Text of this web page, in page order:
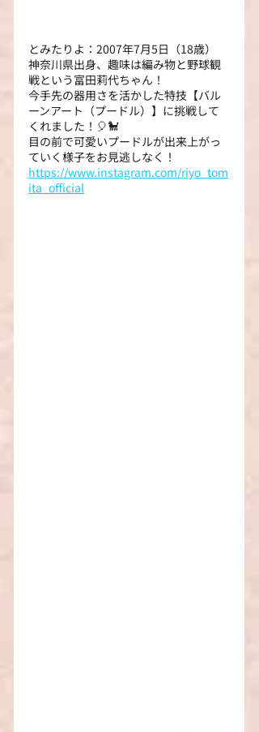
とみたりよ：2007年7月5日（18歳）
神奈川県出身、趣味は編み物と野球観
戦という富田莉代ちゃん！
今手先の器用さを活かした特技【バル
ーンアート（プードル）】に挑戦して
くれました！🎈🐩
目の前で可愛いプードルが出来上がっ
ていく様子をお見逃しなく！
https://www.instagram.com/riyo_tom
ita_official